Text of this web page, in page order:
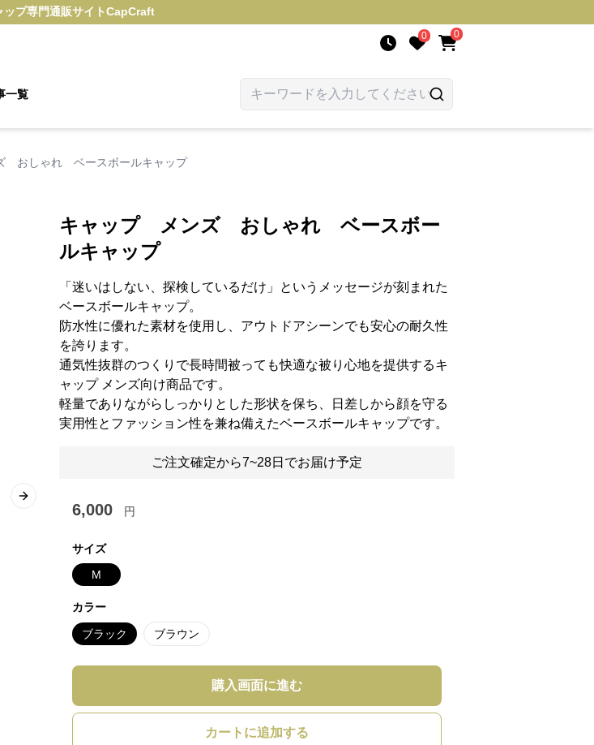
ップ専門通販サイトCapCraft
0 0
一覧
おしゃれ ベースボールキャップ
Next slide
キャップ メンズ おしゃれ ベースボー
ルキャップ
「迷いはしない、探検しているだけ」というメッセージが刻まれた
ベースボールキャップ。
防水性に優れた素材を使用し、アウトドアシーンでも安心の耐久性
を誇ります。
通気性抜群のつくりで長時間被っても快適な被り心地を提供するキ
ャップ メンズ向け商品です。
軽量でありながらしっかりとした形状を保ち、日差しから顔を守る
実用性とファッション性を兼ね備えたベースボールキャップです。
ご注文確定から7~28日でお届け予定
6,000 円
サイズ
M
カラー
ブラック ブラウン
購入画面に進む
カートに追加する